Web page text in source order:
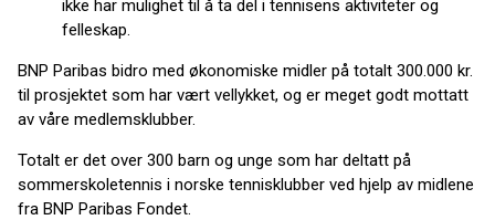
ikke har mulighet til å ta del i tennisens aktiviteter og
felleskap.
BNP Paribas bidro med økonomiske midler på totalt 300.000 kr.
til prosjektet som har vært vellykket, og er meget godt mottatt
av våre medlemsklubber.
Totalt er det over 300 barn og unge som har deltatt på
sommerskoletennis i norske tennisklubber ved hjelp av midlene
fra BNP Paribas Fondet.